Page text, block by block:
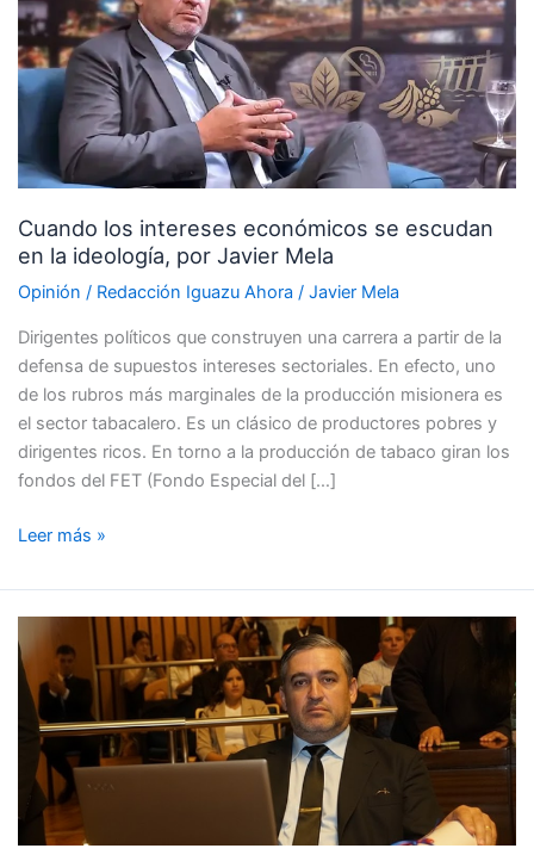
Cuando los intereses económicos se escudan
en la ideología, por Javier Mela
Opinión / Redacción Iguazu Ahora / Javier Mela
Dirigentes políticos que construyen una carrera a partir de la
defensa de supuestos intereses sectoriales. En efecto, uno
de los rubros más marginales de la producción misionera es
el sector tabacalero. Es un clásico de productores pobres y
dirigentes ricos. En torno a la producción de tabaco giran los
fondos del FET (Fondo Especial del […]
económicos
se
escudan
ideología,
Javier
Mela
Leer más »
mate,
Vaca
Muerta
los
ríos
que